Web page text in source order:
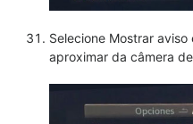
Selecione Mostrar
aproximar da câmera